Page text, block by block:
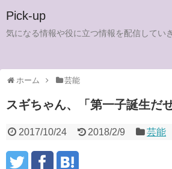
Pick-up
気になる情報や役に立つ情報を配信してい
ホーム 芸能
スギちゃん、「第一子誕生だ
2017/10/24 2018/2/9 芸能